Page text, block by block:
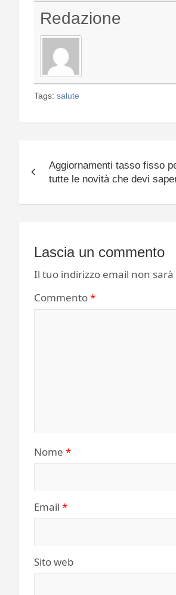
Redazione
Tags: salute
articoli
Aggiornamenti tasso fisso
tutte le novità che devi
Lascia un commento
Il tuo indirizzo email non
Commento*
Nome *
Email *
Sito web